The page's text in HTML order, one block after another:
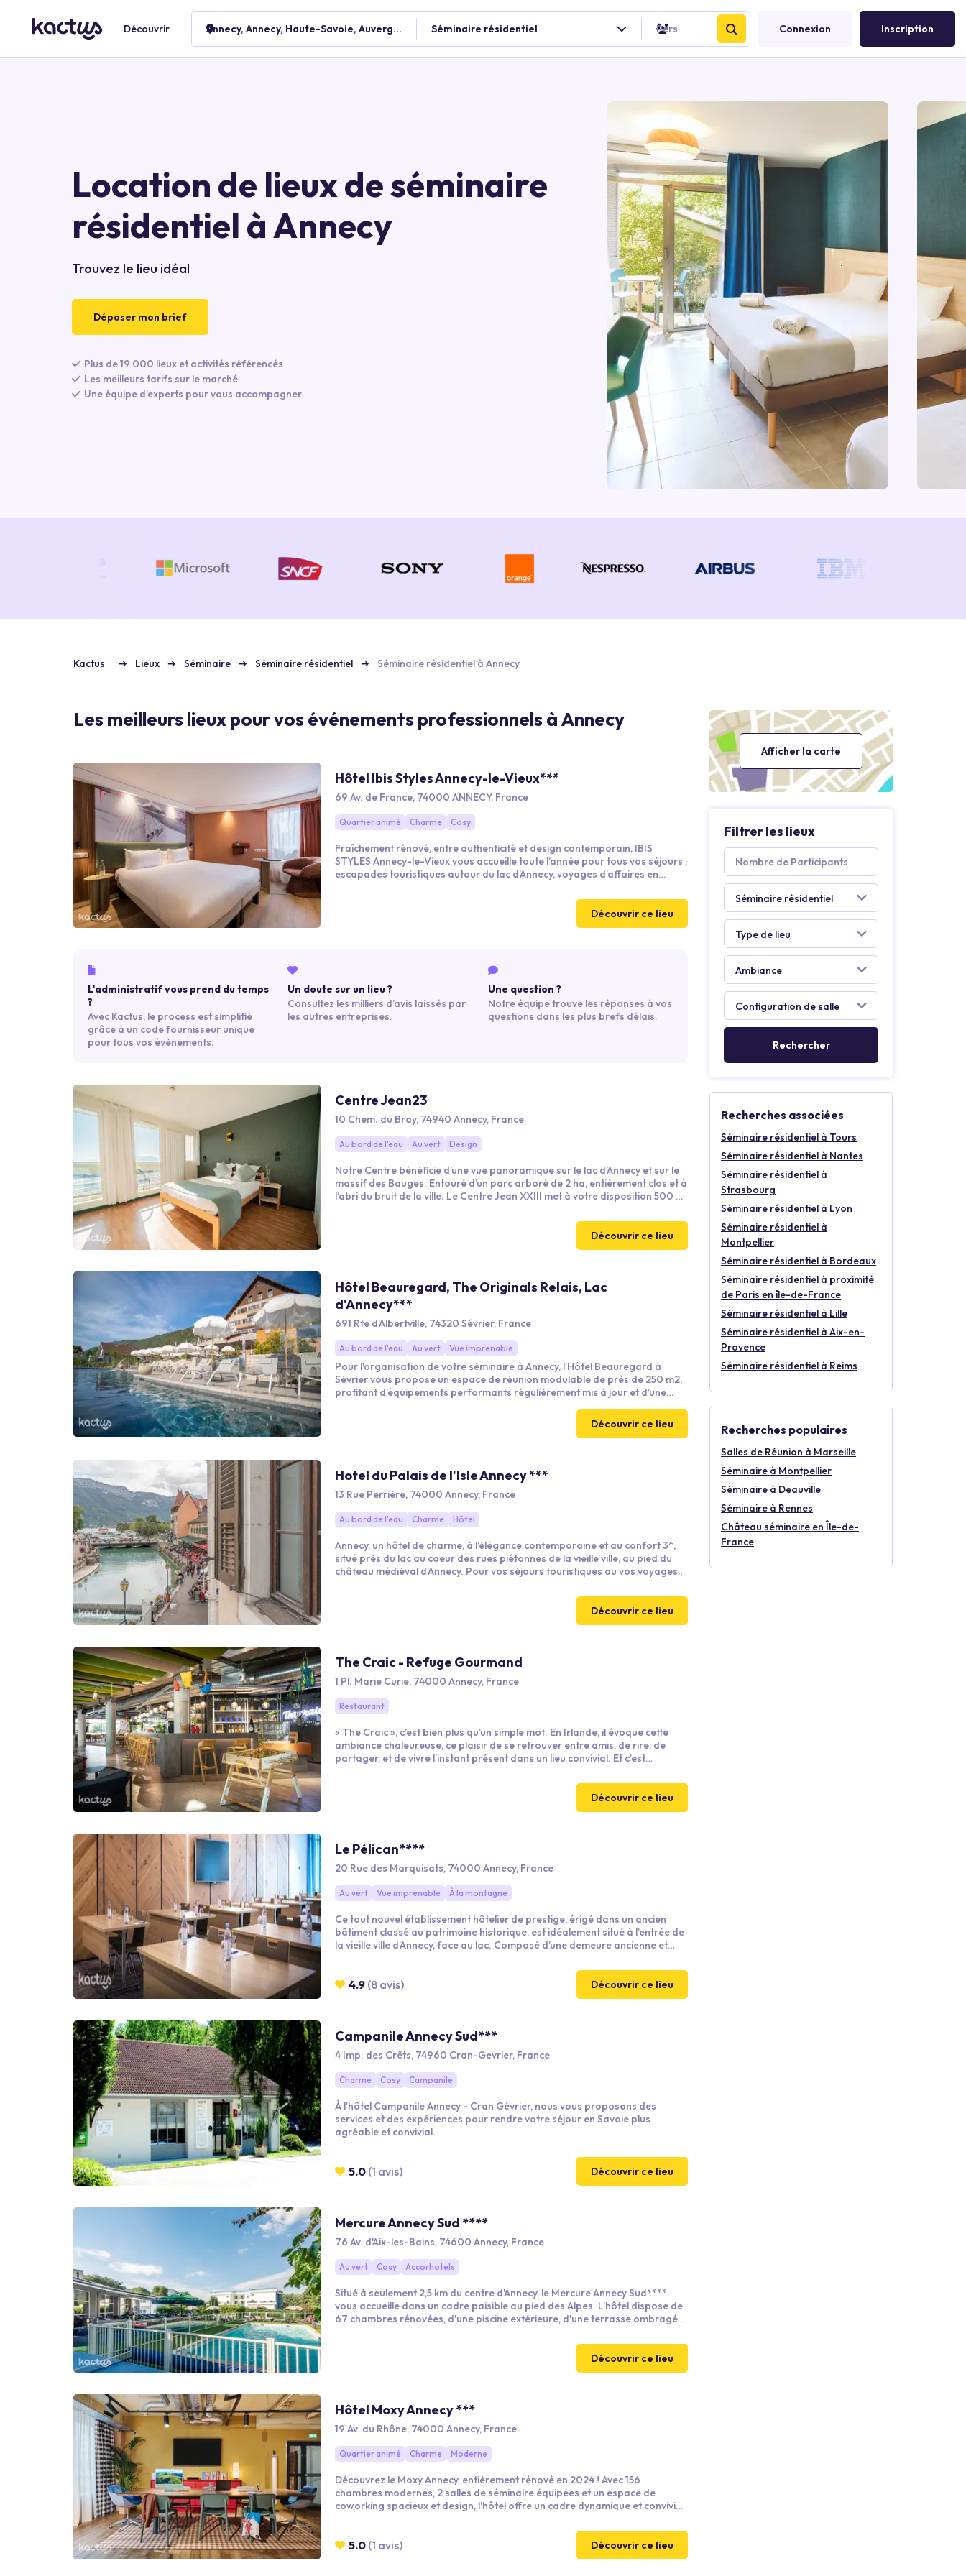
Découvrir Annecy, Annecy, Haute-Savoie, Auvergne-Rhône-Alpes, France
Séminaire résidentiel Pers. Connexion Inscription
Location de lieux de séminaire
résidentiel à Annecy
Trouvez le lieu idéal
Déposer mon brief
Plus de 19 000 lieux et activités référencés
Les meilleurs tarifs sur le marché
Une équipe d'experts pour vous accompagner
Kactus Lieux Séminaire Séminaire résidentiel Séminaire résidentiel à Annecy
Afficher la carte
Filtrer les lieux
Recherches associées
Séminaire résidentiel à Tours
Séminaire résidentiel à Nantes
Séminaire résidentiel à
Strasbourg
Séminaire résidentiel à Lyon
Séminaire résidentiel à
Montpellier
Séminaire résidentiel à Bordeaux
Séminaire résidentiel à proximité
de Paris en île-de-France
Séminaire résidentiel à Lille
Séminaire résidentiel à Aix-en-
Provence
Séminaire résidentiel à Reims
Recherches populaires
Salles de Réunion à Marseille
Séminaire à Montpellier
Séminaire à Deauville
Séminaire à Rennes
Château séminaire en Île-de-
France
Les meilleurs lieux pour vos événements professionnels à Annecy
Hôtel Ibis Styles Annecy-le-Vieux***
69 Av. de France, 74000 ANNECY, France
Quartier animé Charme Cosy
Fraîchement rénové, entre authenticité et design contemporain, IBIS
STYLES Annecy-le-Vieux vous accueille toute l’année pour tous vos séjours :
escapades touristiques autour du lac d’Annecy, voyages d’affaires en
couple ou en famille, vous apprécierez le confort et l’emplacement
privilégié de notre hôtel pour découvrir les charmes de la région
Découvrir ce lieu
L'administratif vous prend du temps
?
Avec Kactus, le process est simplifié
grâce à un code fournisseur unique
pour tous vos évènements.
Un doute sur un lieu ?
Consultez les milliers d’avis laissés par
les autres entreprises.
Une question ?
Notre équipe trouve les réponses à vos
questions dans les plus brefs délais.
Centre Jean23
10 Chem. du Bray, 74940 Annecy, France
Au bord de l'eau Au vert Design
Notre Centre bénéficie d’une vue panoramique sur le lac d’Annecy et sur le
massif des Bauges. Entouré d’un parc arboré de 2 ha, entièrement clos et à
l’abri du bruit de la ville. Le Centre Jean XXIII met à votre disposition 500 m²
Découvrir ce lieu
Hôtel Beauregard, The Originals Relais, Lac
d'Annecy***
691 Rte d'Albertville, 74320 Sévrier, France
Au bord de l'eau Au vert Vue imprenable
Pour l'organisation de votre séminaire à Annecy, l’Hôtel Beauregard à
Sévrier vous propose un espace de réunion modulable de près de 250 m2,
profitant d’équipements performants régulièrement mis à jour et d’une
conférences, show-room, réunions professionnelles… Notre équipe est à
votre écoute et s’adapte à tous vos besoins pour organiser l’événement
Découvrir ce lieu
Hotel du Palais de l'Isle Annecy ***
13 Rue Perrière, 74000 Annecy, France
Au bord de l'eau Charme Hôtel
Annecy, un hôtel de charme, à l’élégance contemporaine et au confort 3*,
situé près du lac au coeur des rues piétonnes de la vieille ville, au pied du
château médiéval d’Annecy. Pour vos séjours touristiques ou vos voyages
équipe. Notre établissement s’est engagé dans une démarche de
Découvrir ce lieu
The Craic - Refuge Gourmand
1 Pl. Marie Curie, 74000 Annecy, France
Restaurant
« The Craic », c’est bien plus qu’un simple mot. En Irlande, il évoque cette
ambiance chaleureuse, ce plaisir de se retrouver entre amis, de rire, de
partager, et de vivre l’instant présent dans un lieu convivial. Et c’est
Découvrir ce lieu
Le Pélican****
20 Rue des Marquisats, 74000 Annecy, France
Au vert Vue imprenable À la montagne
Ce tout nouvel établissement hôtelier de prestige, érigé dans un ancien
bâtiment classé au patrimoine historique, est idéalement situé à l’entrée de
la vieille ville d’Annecy, face au lac. Composé d’une demeure ancienne et
cet hôtel 4 étoiles novateur, tisse, de manière symbolique, un pont entre
l’histoire et la modernité. Annecy dispose désormais d’un nouveau fleuron
4.9 (8 avis) Découvrir ce lieu
Campanile Annecy Sud***
4 Imp. des Crêts, 74960 Cran-Gevrier, France
Charme Cosy Campanile
À l’hôtel Campanile Annecy - Cran Gévrier, nous vous proposons des
services et des expériences pour rendre votre séjour en Savoie plus
agréable et convivial.
5.0 (1 avis) Découvrir ce lieu
Mercure Annecy Sud ****
76 Av. d'Aix-les-Bains, 74600 Annecy, France
Au vert Cosy Accorhotels
Situé à seulement 2,5 km du centre d'Annecy, le Mercure Annecy Sud****
vous accueille dans un cadre paisible au pied des Alpes. L'hôtel dispose de
67 chambres rénovées, d'une piscine extérieure, d'une terrasse ombragée
Découvrir ce lieu
Hôtel Moxy Annecy ***
19 Av. du Rhône, 74000 Annecy, France
Quartier animé Charme Moderne
Découvrez le Moxy Annecy, entièrement rénové en 2024 ! Avec 156
chambres modernes, 2 salles de séminaire équipées et un espace de
coworking spacieux et design, l'hôtel offre un cadre dynamique et convivial
technologie et une atmosphère décontractée pour des réunions et séjours
réussis.
5.0 (1 avis) Découvrir ce lieu